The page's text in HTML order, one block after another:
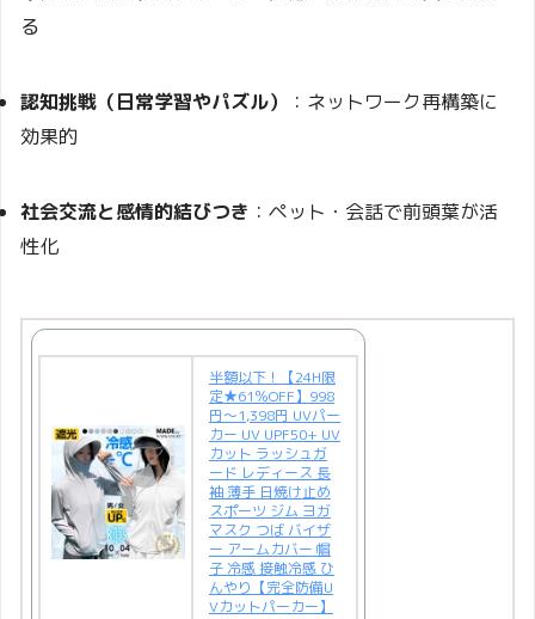
る
認知挑戦（日常学習やパズル）
：ネットワーク再構築に
効果的
社会交流と感情的結びつき ：ペット・会話で前頭葉が活
性化
半額以下！【24H限
定★61％OFF】998
円～1,398円 UVパー
カー UV UPF50+ UV
カット ラッシュガ
ード レディース 長
袖 薄手 日焼け止め
スポーツ ジム ヨガ
マスク つば バイザ
ー アームカバー 帽
子 冷感 接触冷感 ひ
んやり【完全防備U
Vカットパーカー】